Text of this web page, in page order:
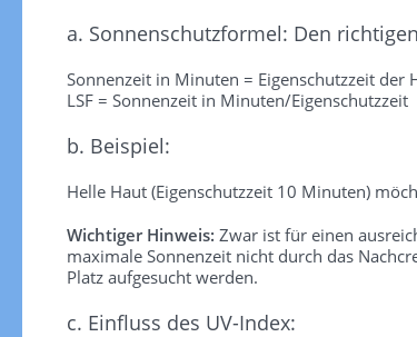
a. Sonnenschutzformel: Den
Sonnenzeit in Minuten = Eigenschutzzeit der
LSF = Sonnenzeit in Minuten/Eigenschutzzeit
b. Beispiel:
Helle Haut (Eigenschutzzeit 10 Minuten)
Wichtiger Hinweis: Zwar ist für einen
maximale Sonnenzeit nicht durch das
Platz aufgesucht werden.
c. Einfluss des UV-Index: